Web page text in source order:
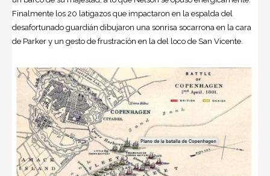
Finalmente los 20 latigazos que impactaron en la espalda del
desafortunado guardián dibujaron una sonrisa socarrona en la cara
de Parker y un gesto de frustración en la del loco de San Vicente.